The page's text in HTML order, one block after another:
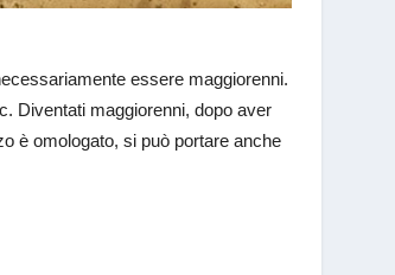
essere maggiorenni.
Diventati maggiorenni, dopo aver
è omologato, si può portare anche